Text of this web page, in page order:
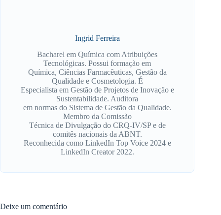
Ingrid Ferreira
Bacharel em Química com Atribuições
Tecnológicas. Possui formação em
Química, Ciências Farmacêuticas, Gestão da
Qualidade e Cosmetologia. É
Especialista em Gestão de Projetos de Inovação e
Sustentabilidade. Auditora
em normas do Sistema de Gestão da Qualidade.
Membro da Comissão
Técnica de Divulgação do CRQ-IV/SP e de
comitês nacionais da ABNT.
Reconhecida como LinkedIn Top Voice 2024 e
LinkedIn Creator 2022.
Deixe um comentário